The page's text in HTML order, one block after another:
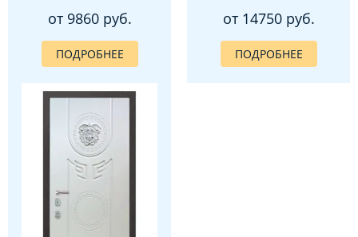
от 9860 руб.
ПОДРОБНЕЕ
от 14750 руб.
ПОДРОБНЕЕ